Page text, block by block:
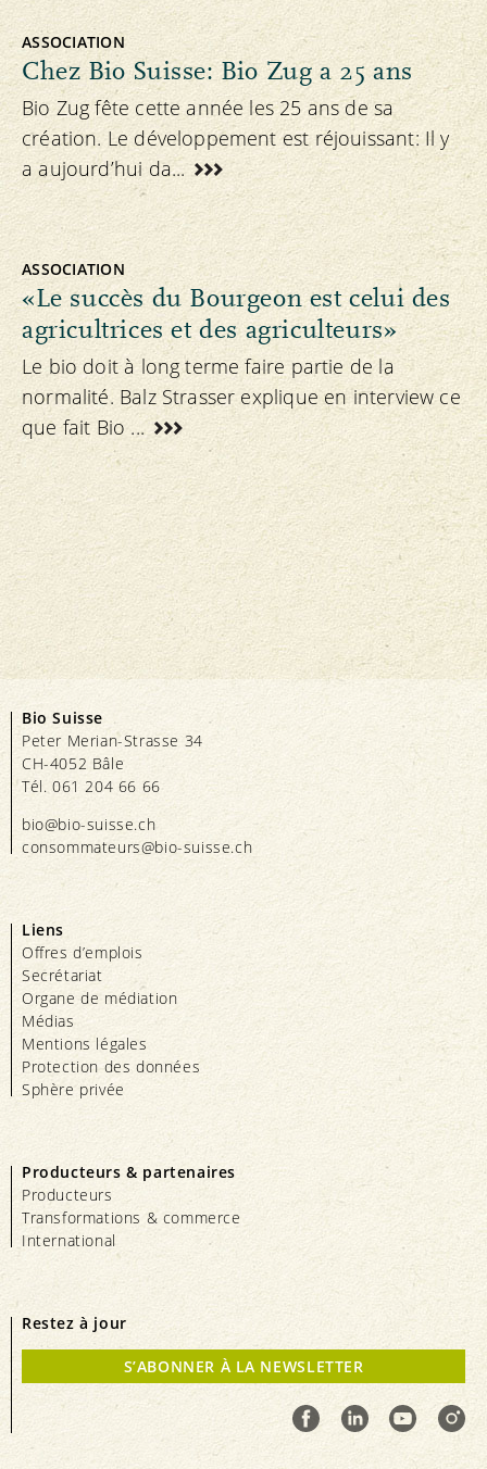
ASSOCIATION
Chez Bio Suisse: Bio Zug a 25 ans
Bio Zug fête cette année les 25 ans de sa
création. Le développement est réjouissant: Il y
a aujourd’hui da...
ASSOCIATION
«Le succès du Bourgeon est celui des
agricultrices et des agriculteurs»
Le bio doit à long terme faire partie de la
normalité. Balz Strasser explique en interview ce
que fait Bio ...
Bio Suisse
Peter Merian-Strasse 34
CH-4052 Bâle
Tél. 061 204 66 66
bio@bio-suisse.ch
consommateurs@bio-suisse.ch
Liens
Offres d’emplois
Secrétariat
Organe de médiation
Médias
Mentions légales
Protection des données
Sphère privée
Producteurs & partenaires
Producteurs
Transformations & commerce
International
Restez à jour
S’ABONNER À LA NEWSLETTER